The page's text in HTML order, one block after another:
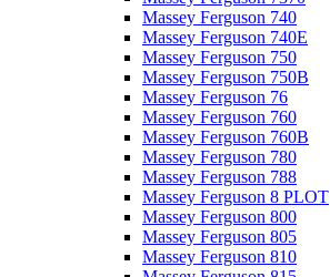
Massey Ferguson 740
Massey Ferguson 740E
Massey Ferguson 750
Massey Ferguson 750B
Massey Ferguson 76
Massey Ferguson 760
Massey Ferguson 760B
Massey Ferguson 780
Massey Ferguson 788
Massey Ferguson 8 PLOT
Massey Ferguson 800
Massey Ferguson 805
Massey Ferguson 810